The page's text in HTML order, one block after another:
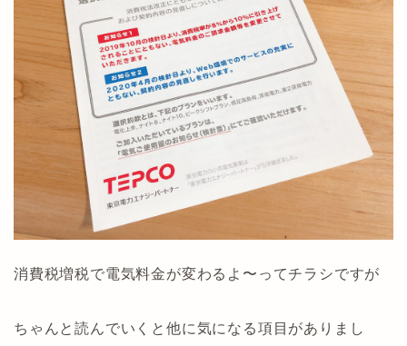
消費税増税で電気料金が変わるよ〜ってチラシですが
ちゃんと読んでいくと他に気になる項目がありまし